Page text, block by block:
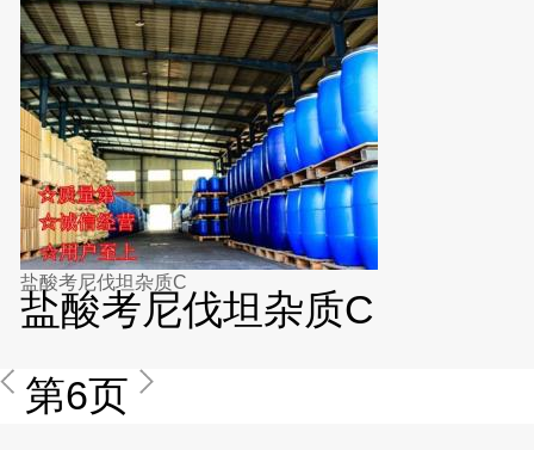
盐酸考尼伐坦杂质C
盐酸考尼伐坦杂质C
第6页